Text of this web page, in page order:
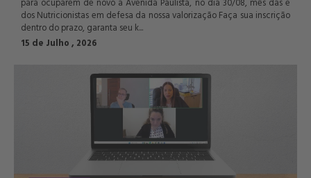
para ocuparem de novo a Avenida Paulista, no dia 30/08, mês das e
dos Nutricionistas em defesa da nossa valorização Faça sua inscrição
dentro do prazo, garanta seu k...
15 de Julho , 2026